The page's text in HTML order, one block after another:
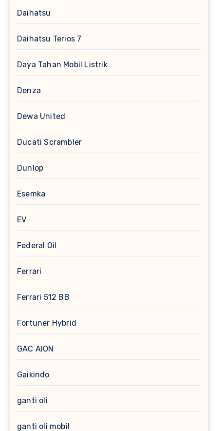
Daihatsu
Daihatsu Terios 7
Daya Tahan Mobil Listrik
Denza
Dewa United
Ducati Scrambler
Dunlop
Esemka
EV
Federal Oil
Ferrari
Ferrari 512 BB
Fortuner Hybrid
GAC AION
Gaikindo
ganti oli
ganti oli mobil